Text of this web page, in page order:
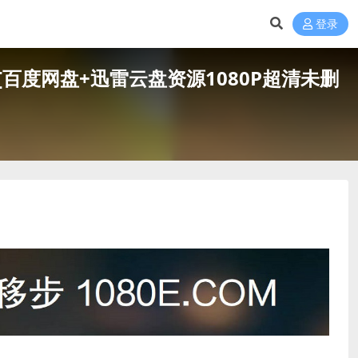
登录
网盘+迅雷云盘资源1080P超清未删